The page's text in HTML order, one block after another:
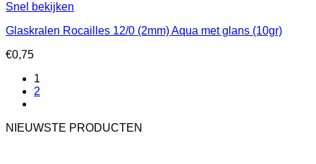
Snel bekijken
Glaskralen Rocailles 12/0 (2mm) Aqua met glans (10gr)
€0,75
1
2
NIEUWSTE PRODUCTEN